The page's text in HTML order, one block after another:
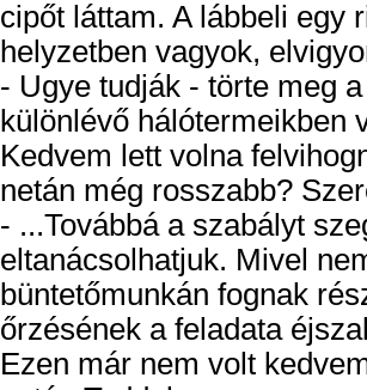
cipőt láttam. A lábbeli egy
helyzetben vagyok,
- Ugye tudják - törte meg
különlévő hálótermeikben
Kedvem lett volna
netán még rosszabb?
- ...Továbbá a szabályt
eltanácsolhatjuk. Mivel
büntetőmunkán fognak
őrzésének a feladata
Ezen már nem volt